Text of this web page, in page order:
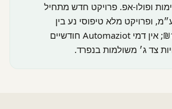
ופולו-אפ. פרויקט חדש מתחיל
מע״מ, ופרויקט מלא טיפוסי נע בין
₪8,000 ל-₪15,000; אין דמי Automaziot חודשיים
צד ג׳ משולמות בנפרד.